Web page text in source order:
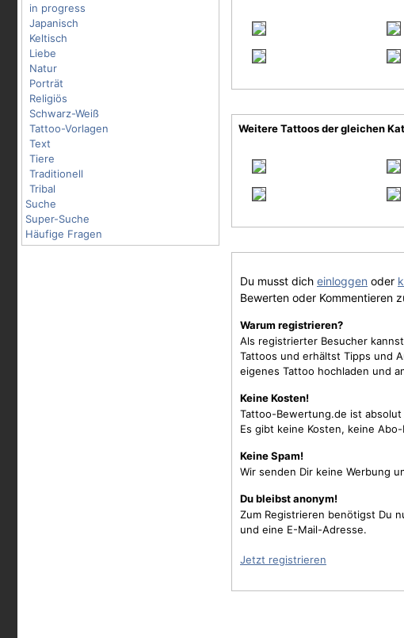
in progress
Japanisch
Keltisch
Liebe
Natur
Porträt
Religiös
Schwarz-Weiß
Tattoo-Vorlagen
Text
Tiere
Traditionell
Tribal
Suche
Super-Suche
Häufige Fragen
Weitere Tattoos der gleichen
Du musst dich einloggen oder
Bewerten oder Kommentieren
Warum registrieren?
Als registrierter Besucher
Tattoos und erhältst Tipps und
eigenes Tattoo hochladen und
Keine Kosten!
Tattoo-Bewertung.de ist
Es gibt keine Kosten, keine
Keine Spam!
Wir senden Dir keine Werbung
Du bleibst anonym!
Zum Registrieren benötigst Du
und eine E-Mail-Adresse.
Jetzt registrieren